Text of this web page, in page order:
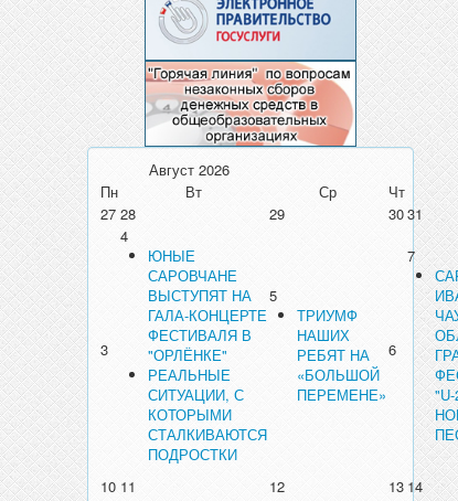
Август 2026
Пн
Вт Ср
Чт
27 28 29 3031
3
4
ЮНЫЕ
САРОВЧАНЕ
ВЫСТУПЯТ НА
ГАЛА-КОНЦЕРТЕ
ФЕСТИВАЛЯ В
"ОРЛЁНКЕ"
РЕАЛЬНЫЕ
СИТУАЦИИ, С
КОТОРЫМИ
СТАЛКИВАЮТСЯ
ПОДРОСТКИ
5
ТРИУМФ
НАШИХ
РЕБЯТ НА
«БОЛЬШОЙ
ПЕРЕМЕНЕ»
6
7
10 11 12 13 14